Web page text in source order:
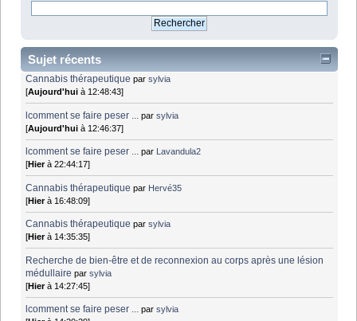
Sujet récents
Cannabis thérapeutique parsylvia
[Aujourd'hui à 12:48:43]
lcomment se faire peser ... parsylvia
[Aujourd'hui à 12:46:37]
lcomment se faire peser ... par Lavandula2
[Hierà 22:44:17]
Cannabis thérapeutique par Hervé35
[Hierà 16:48:09]
Cannabis thérapeutique parsylvia
[Hierà 14:35:35]
Recherche de bien-être et de reconnexion au corps après une lésion
médullaire parsylvia
[Hierà 14:27:45]
lcomment se faire peser ... parsylvia